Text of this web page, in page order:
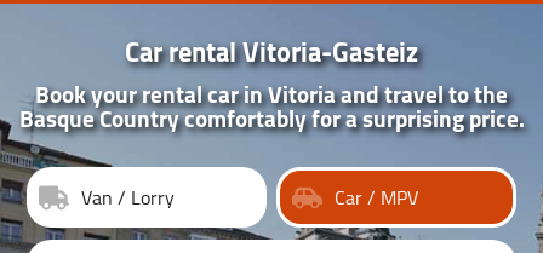
Car rental Vitoria-Gasteiz
Book your rental car in Vitoria and travel to the
Basque Country comfortably for a surprising price.
Van / Lorry Car / MPV